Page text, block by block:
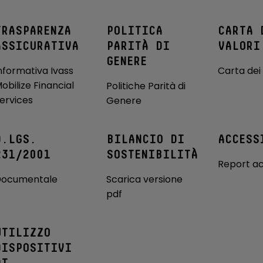
e-Power (e-
Sensori di parcheggio anteriori
della
pneumatici
Specchietti retrovisori elettrici
ripiegabili, regolabili e riscaldabili
con indicatore di direzione a led
VDC (Vehicle Dynamic Control)
Volante regolabile in altezza e
profondità
Ivass
Financial
POLITICA
PARITÀ DI
GENERE
Politiche Parità di
Genere
CARTA
VALORI
Carta dei
2001
BILANCIO DI
SOSTENIBILITÀ
Scarica versione
pdf
Report